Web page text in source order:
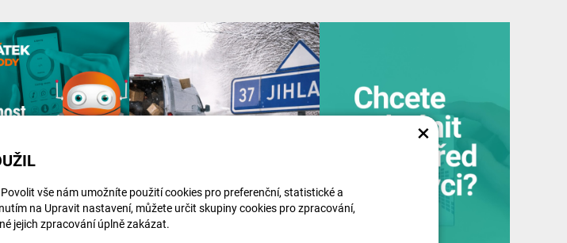
vše nám umožníte použití cookies pro preferenční, statistické a
na Upravit nastavení, můžete určit skupiny cookies pro zpracování,
jejich zpracování úplně zakázat.
×